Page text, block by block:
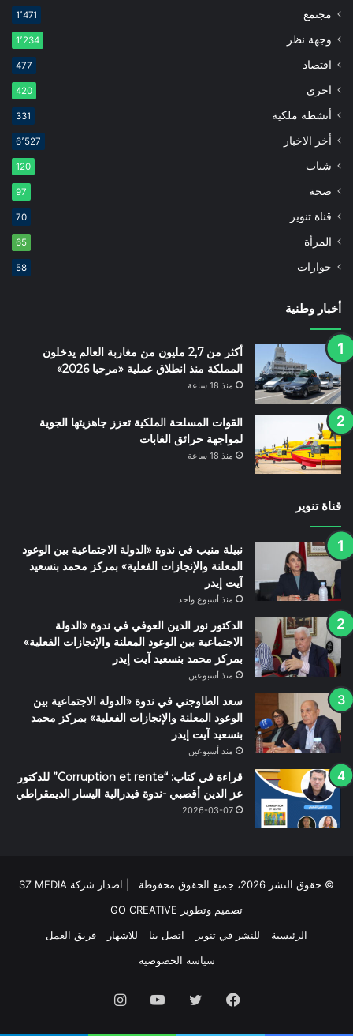
مجتمع 1٬471
وجهة نظر 1٬234
اقتصاد 477
اخرى 420
أنشطة ملكية 331
أخر الاخبار 6٬527
شباب 120
صحة 97
قناة تنوير 70
المرأة 65
حوارات 58
أخبار وطنية
أكثر من 2,7 مليون من مغاربة العالم يدخلون
المملكة منذ انطلاق عملية «مرحبا 2026»
منذ 18 ساعة
القوات المسلحة الملكية تعزز جاهزيتها الجوية
لمواجهة حرائق الغابات
منذ 18 ساعة
قناة تنوير
نبيلة منيب في ندوة «الدولة الاجتماعية بين الوعود
المعلنة والإنجازات الفعلية» بمركز محمد بنسعيد
آيت إيدر
منذ أسبوع واحد
الدكتور نور الدين العوفي في ندوة «الدولة
الاجتماعية بين الوعود المعلنة والإنجازات الفعلية»
بمركز محمد بنسعيد آيت إيدر
منذ أسبوعين
سعد الطاوجني في ندوة «الدولة الاجتماعية بين
الوعود المعلنة والإنجازات الفعلية» بمركز محمد
بنسعيد آيت إيدر
منذ أسبوعين
قراءة في كتاب: “Corruption et rente” للدكتور
عز الدين أقصبي -ندوة فيدرالية اليسار الديمقراطي
2026-03-07
© حقوق النشر 2026، جميع الحقوق محفوظة | اصدار شركة SZ MEDIA
تصميم وتطوير GO CREATIVE
الرئيسية
للنشر في تنوير اتصل بنا للاشهار
فريق العمل
سياسة الخصوصية
فيسبوك تويتر يوتيوب